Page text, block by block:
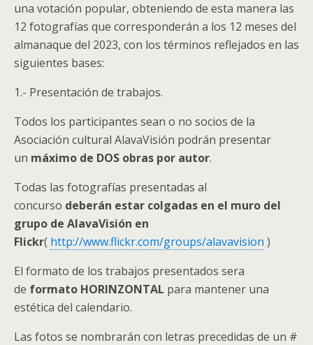
una votación popular, obteniendo de esta manera las
12 fotografías que corresponderán a los 12 meses del
almanaque del 2023, con los términos reflejados en las
siguientes bases:
1.- Presentación de trabajos.
Todos los participantes sean o no socios de la
Asociación cultural AlavaVisión podrán presentar
un máximo de DOS obras por autor.
Todas las fotografías presentadas al
concurso deberán estar colgadas en el muro del
grupo de AlavaVisión en
Flickr( http://www.flickr.com/groups/alavavision )
El formato de los trabajos presentados sera
de formato HORINZONTAL para mantener una
estética del calendario.
Las fotos se nombrarán con letras precedidas de un #